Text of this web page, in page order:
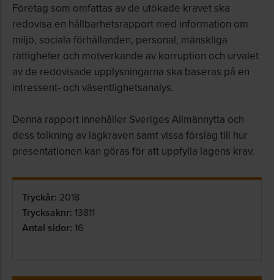
Företag som omfattas av de utökade kravet ska
redovisa en hållbarhetsrapport med information om
miljö, sociala förhållanden, personal, mänskliga
rättigheter och motverkande av korruption och urvalet
av de redovisade upplysningarna ska baseras på en
intressent- och väsentlighetsanalys.
Denna rapport innehåller Sveriges Allmännytta och
dess tolkning av lagkraven samt vissa förslag till hur
presentationen kan göras för att uppfylla lagens krav.
Tryckår: 2018
Trycksaknr: 13811
Antal sidor: 16